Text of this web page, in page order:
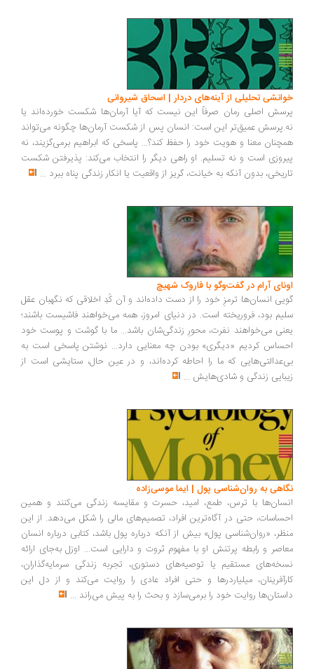
تحلیلی از آینه‌های دردار | اسحاق شیروانی
اصلی رمان صرفاً این نیست که آیا آرمان‌ها شکست خورده‌اند یا
عمیق‌تر این است: انسان پس از شکست آرمان‌ها چگونه می‌تواند
معنا و هویت خود را حفظ کند؟... پاسخی که ابراهیم برمی‌گزیند، نه
است و نه تسلیم. او راهی دیگر را انتخاب می‌کند: پذیرفتن شکست
بدون آنکه به خیانت، گریز از واقعیت یا انکار زندگی پناه ببرد...
آرام در گفت‌وگو با فاروک شهیچ‭
انسان‌ها ترمزِ خود را از دست داده‌اند و آن کُدِ اخلاقی که نگهبان عقل
بود، فروریخته است. در دنیای امروز، همه می‌خواهند فاشیست باشند؛
می‌خواهند نفرت، محورِ زندگی‌شان باشد... ما با گوشت و پوست خود
کردیم «دیگری» بودن چه معنایی دارد... نوشتن پاسخی است به
که ما را احاطه کرده‌اند، و در عین حال، ستایشی است از
زندگی و شادی‌هایش...
به روان‌شناسی پول | ایما موسی‌زاده
با ترس، طمع، امید، حسرت و مقایسه زندگی می‌کنند و همین
حتی در آگاه‌ترین افراد، تصمیم‌های مالی را شکل می‌دهد. از این
«روان‌شناسی پول» بیش از آنکه درباره پول باشد، کتابی درباره انسان
و رابطه پرتنش او با مفهوم ثروت و دارایی است... اوزل به‌جای ارائه
مستقیم یا توصیه‌های دستوری، تجربه زندگی سرمایه‌گذاران،
میلیاردرها و حتی افراد عادی را روایت می‌کند و از دل این
روایت خود را برمی‌سازد و بحث را به پیش می‌راند ...